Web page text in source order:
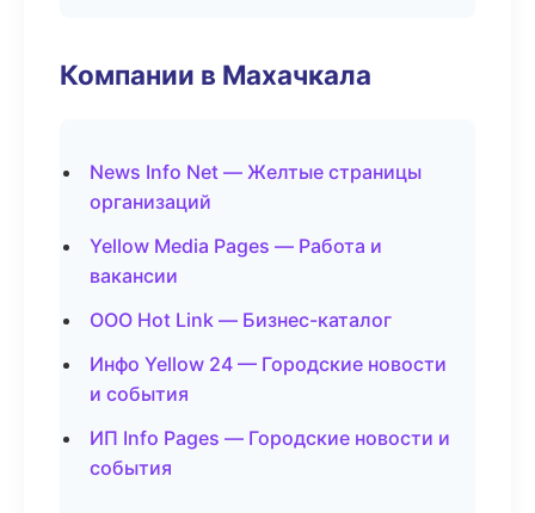
Компании в Махачкала
News Info Net — Желтые страницы
организаций
Yellow Media Pages — Работа и
вакансии
ООО Hot Link — Бизнес-каталог
Инфо Yellow 24 — Городские новости
и события
ИП Info Pages — Городские новости и
события